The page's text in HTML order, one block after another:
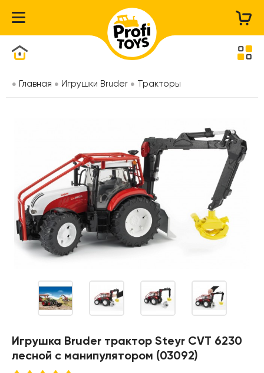
Главная Игрушки Bruder Тракторы
Игрушка Bruder трактор Steyr CVT 6230
лесной с манипулятором (03092)
Каталог товаров